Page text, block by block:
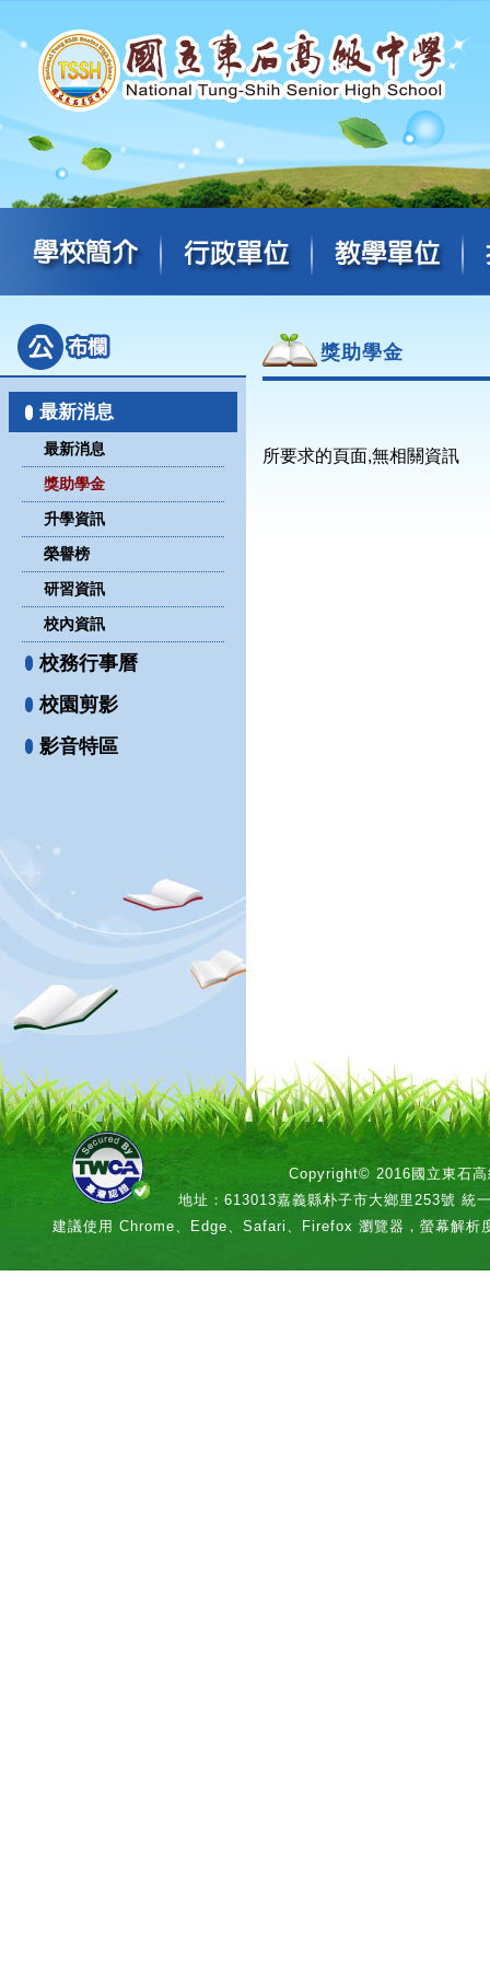
最新消息
最新消息
獎助學金
升學資訊
榮譽榜
研習資訊
校內資訊
校務行事曆
校園剪影
影音特區
獎助學金
所要求的頁面,無相關資訊
Copyright© 2016國立東石高
地址：613013嘉義縣朴子市大鄉里253號 統
建議使用 Chrome、Edge、Safari、Firefox 瀏覽器，螢幕解